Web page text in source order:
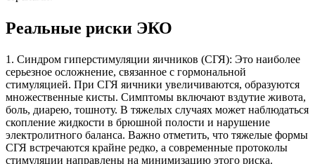
Реальные риски ЭКО
1. Синдром гиперстимуляции яичников (СГЯ): Это наиболее
серьезное осложнение, связанное с гормональной
стимуляцией. При СГЯ яичники увеличиваются, образуются
множественные кисты. Симптомы включают вздутие живота,
боль, диарею, тошноту. В тяжелых случаях может наблюдаться
скопление жидкости в брюшной полости и нарушение
электролитного баланса. Важно отметить, что тяжелые формы
СГЯ встречаются крайне редко, а современные протоколы
стимуляции направлены на минимизацию этого риска.